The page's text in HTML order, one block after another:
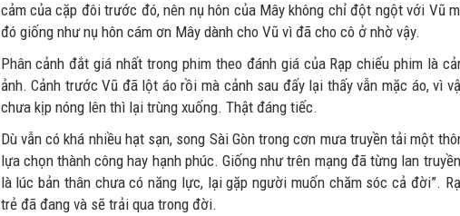
cảm của cặp đôi trước đó, nên nụ hôn của Mây không chỉ đột ngột với Vũ
đó giống như nụ hôn cám ơn Mây dành cho Vũ vì đã cho cô ở nhờ vậy.
Phân cảnh đắt giá nhất trong phim theo đánh giá của Rạp chiếu phim là
ảnh. Cảnh trước Vũ đã lột áo rồi mà cảnh sau đấy lại thấy vẫn mặc áo, vì
chưa kịp nóng lên thì lại trùng xuống. Thật đáng tiếc.
Dù vẫn có khá nhiều hạt sạn, song Sài Gòn trong cơn mưa truyền tải một
lựa chọn thành công hay hạnh phúc. Giống như trên mạng đã từng lan
là lúc bản thân chưa có năng lực, lại gặp người muốn chăm sóc cả đời”.
trẻ đã đang và sẽ trải qua trong đời.